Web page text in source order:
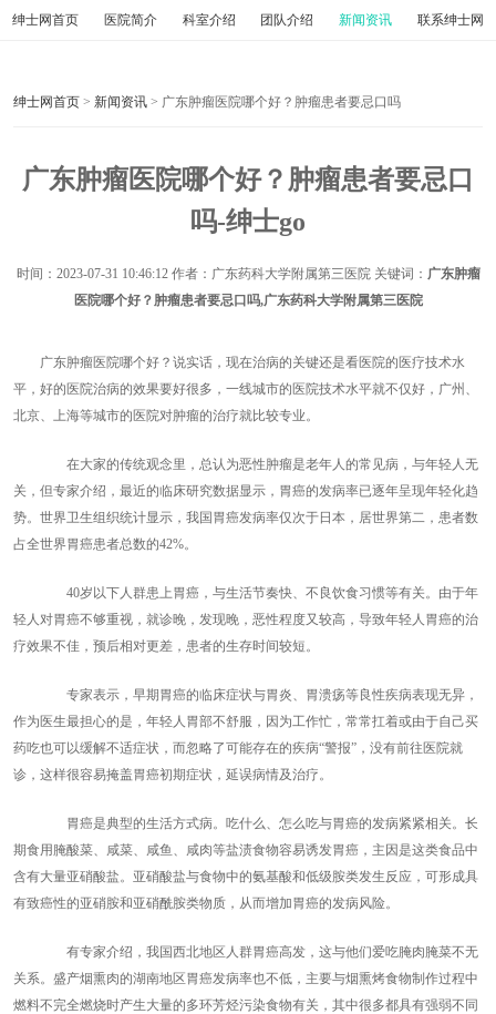
绅士网首页 医院简介 科室介绍 团队介绍 新闻资讯 联系绅士网
绅士网首页 > 新闻资讯 > 广东肿瘤医院哪个好？肿瘤患者要忌口吗
广东肿瘤医院哪个好？肿瘤患者要忌口
吗-绅士go
时间： 2023-07-31 10:46:12作者：广东药科大学附属第三医院 关键词： 广东肿瘤
医院哪个好？肿瘤患者要忌口吗,广东药科大学附属第三医院
广东肿瘤医院哪个好？说实话，现在治病的关键还是看医院的医疗技术水
平，好的医院治病的效果要好很多，一线城市的医院技术水平就不仅好，广州、
北京、上海等城市的医院对肿瘤的治疗就比较专业。
在大家的传统观念里，总认为恶性肿瘤是老年人的常见病，与年轻人无
关，但专家介绍，最近的临床研究数据显示，胃癌的发病率已逐年呈现年轻化趋
势。世界卫生组织统计显示，我国胃癌发病率仅次于日本，居世界第二，患者数
占全世界胃癌患者总数的42%。
40岁以下人群患上胃癌，与生活节奏快、不良饮食习惯等有关。由于年
轻人对胃癌不够重视，就诊晚，发现晚，恶性程度又较高，导致年轻人胃癌的治
疗效果不佳，预后相对更差，患者的生存时间较短。
专家表示，早期胃癌的临床症状与胃炎、胃溃疡等良性疾病表现无异，
作为医生最担心的是，年轻人胃部不舒服，因为工作忙，常常扛着或由于自己买
药吃也可以缓解不适症状，而忽略了可能存在的疾病“警报”，没有前往医院就
诊，这样很容易掩盖胃癌初期症状，延误病情及治疗。
胃癌是典型的生活方式病。吃什么、怎么吃与胃癌的发病紧紧相关。长
期食用腌酸菜、咸菜、咸鱼、咸肉等盐渍食物容易诱发胃癌，主因是这类食品中
含有大量亚硝酸盐。亚硝酸盐与食物中的氨基酸和低级胺类发生反应，可形成具
有致癌性的亚硝胺和亚硝酰胺类物质，从而增加胃癌的发病风险。
有专家介绍，我国西北地区人群胃癌高发，这与他们爱吃腌肉腌菜不无
关系。盛产烟熏肉的湖南地区胃癌发病率也不低，主要与烟熏烤食物制作过程中
燃料不完全燃烧时产生大量的多环芳烃污染食物有关，其中很多都具有强弱不同